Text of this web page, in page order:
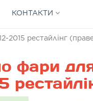
КОНТАКТИ
2015 рестайлінг
фари